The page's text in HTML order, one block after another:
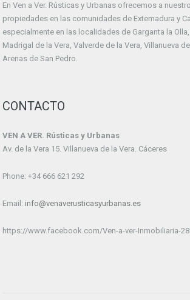
En Ven a Ver. Rústicas y Urbanas ofrecemos a
propiedades en las comunidades de Extemadura y
especialmente en las localidades de Garganta la
Madrigal de la Vera, Valverde de la Vera, Villanueva
Arenas de San Pedro.
CONTACTO
VEN A VER. Rústicas y Urbanas
Av. de la Vera 15. Villanueva de la Vera. Cáceres
Phone: +34 666 621 292
Email: info@venaverusticasyurbanas.es
https://www.facebook.com/Ven-a-ver-Inmobiliaria-